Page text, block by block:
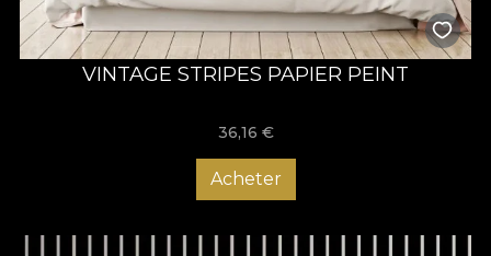
VINTAGE STRIPES PAPIER PEINT
36,16 €
Acheter